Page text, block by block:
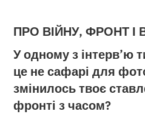
ПРО ВІЙНУ, ФРОНТ І
У одному з інтерв’ю
це не сафарі для
змінилось твоє
фронті з часом?